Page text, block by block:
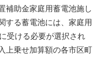
補助金家庭用蓄電池施し
する蓄電池には、家庭用
受ける必要が選択され
上乗せ加算額の各市区町